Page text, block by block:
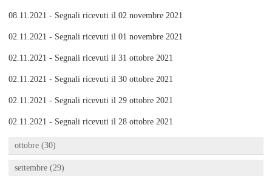
08.11.2021 - Segnali ricevuti il 02 novembre 2021
02.11.2021 - Segnali ricevuti il 01 novembre 2021
02.11.2021 - Segnali ricevuti il 31 ottobre 2021
02.11.2021 - Segnali ricevuti il 30 ottobre 2021
02.11.2021 - Segnali ricevuti il 29 ottobre 2021
02.11.2021 - Segnali ricevuti il 28 ottobre 2021
ottobre (30)
settembre (29)